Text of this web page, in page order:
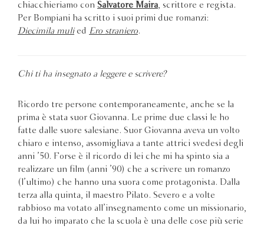
chiacchieriamo con Salvatore Maira , scrittore e regista.
Per Bompiani ha scritto i suoi primi due romanzi:
Diecimila mulied Ero straniero.
Chi ti ha insegnato a leggere e scrivere?
Ricordo tre persone contemporaneamente, anche se la
prima è stata suor Giovanna. Le prime due classi le ho
fatte dalle suore salesiane. Suor Giovanna aveva un volto
chiaro e intenso, assomigliava a tante attrici svedesi degli
anni ’50. Forse è il ricordo di lei che mi ha spinto sia a
realizzare un film (anni ’90) che a scrivere un romanzo
(l’ultimo) che hanno una suora come protagonista. Dalla
terza alla quinta, il maestro Pilato. Severo e a volte
rabbioso ma votato all’insegnamento come un missionario,
da lui ho imparato che la scuola è una delle cose più serie